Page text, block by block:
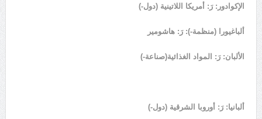
الإكوادور: رَ: أمريكا اللاتينية (دول-)
ألباغيورا (منظمة-): رَ: هاشومير
الألبان: رَ: المواد الغذائية(صناعة-)
ألبانيا: رَ: أوروبا الشرقية (دول-)